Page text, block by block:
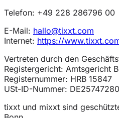
Telefon: +49 228 286796 00
E-Mail: hallo@tixxt.com
Internet: https://
Vertreten durch den
Registergericht: Amtsgericht
Registernummer: HRB 15847
USt-ID-Nummer:
tixxt und mixxt sind